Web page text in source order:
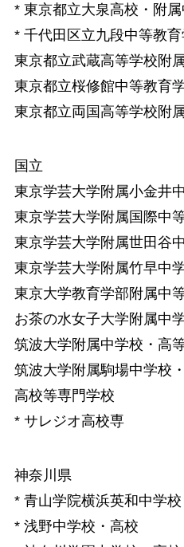
* 東京都立大泉高校・附
* 千代田区立九段中等教
東京都立武蔵高等学校附
東京都立桜修館中等教育
東京都立両国高等学校附
国立
東京学芸大学附属小金井
東京学芸大学附属国際中
東京学芸大学附属世田谷
東京学芸大学附属竹早中
東京大学教育学部附属中
お茶の水女子大学附属中
筑波大学附属中学校・高
筑波大学附属駒場中学校
高校等専門学校
* サレジオ高校専
神奈川県
* 青山学院横浜英和中学
* 浅野中学校・高校